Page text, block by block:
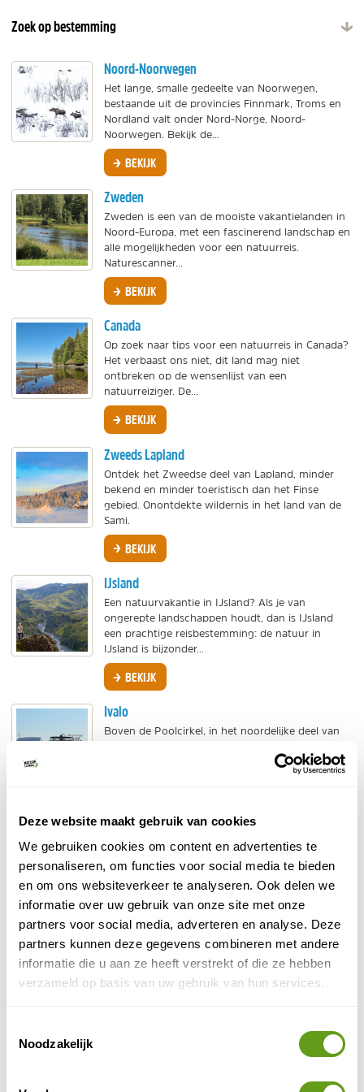
Deze website maakt gebruik van cookies
We gebruiken cookies om content en advertenties te
personaliseren, om functies voor social media te bieden
en om ons websiteverkeer te analyseren. Ook delen we
informatie over uw gebruik van onze site met onze
partners voor social media, adverteren en analyse. Deze
partners kunnen deze gegevens combineren met andere
informatie die u aan ze heeft verstrekt of die ze hebben
verzameld op basis van uw gebruik van hun services.
Noodzakelijk
Zoek op bestemming
Noord-Noorwegen
Het lange, smalle gedeelte van Noorwegen,
bestaande uit de provincies Finnmark, Troms en
Nordland valt onder Nord-Norge, Noord-
Noorwegen. Bekijk de...
BEKIJK
Zweden
Zweden is een van de mooiste vakantielanden in
Noord-Europa, met een fascinerend landschap en
alle mogelijkheden voor een natuurreis.
Naturescanner...
BEKIJK
Canada
Op zoek naar tips voor een natuurreis in Canada?
Het verbaast ons niet, dit land mag niet
ontbreken op de wensenlijst van een
natuurreiziger. De...
BEKIJK
Zweeds Lapland
Ontdek het Zweedse deel van Lapland, minder
bekend en minder toeristisch dan het Finse
gebied. Onontdekte wildernis in het land van de
Sami.
BEKIJK
IJsland
Een natuurvakantie in IJsland? Als je van
ongerepte landschappen houdt, dan is IJsland
een prachtige reisbestemming: de natuur in
IJsland is bijzonder...
BEKIJK
Ivalo
Boven de Poolcirkel, in het noordelijke deel van
uitvalsbasis voor een vakantie in winters Finland.
Jyväskylä
Lakeland, het merengebied in Finland, is het
onontdekte pareltje van Finland. Je kunt hier
zowel in de zomer als in de winter deelnemen aan
super...
BEKIJK
Suomussalmi
Finland, in het Arctisch Merengebied net onder de